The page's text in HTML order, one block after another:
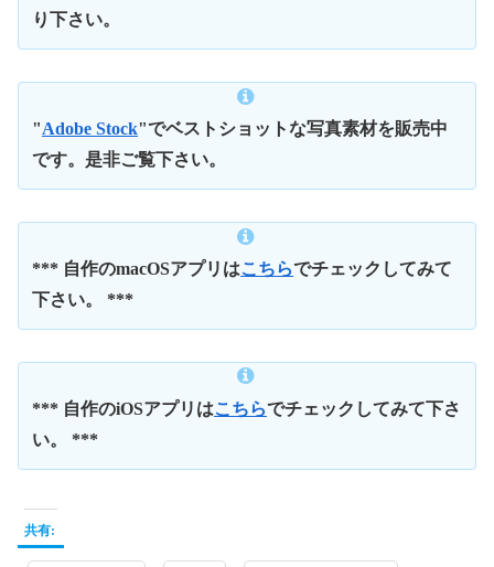
り下さい。
"Adobe Stock"でベストショットな写真素材を販売中
です。是非ご覧下さい。
*** 自作のmacOSアプリはこちらでチェックしてみて
下さい。 ***
*** 自作のiOSアプリはこちらでチェックしてみて下さ
い。 ***
共有: